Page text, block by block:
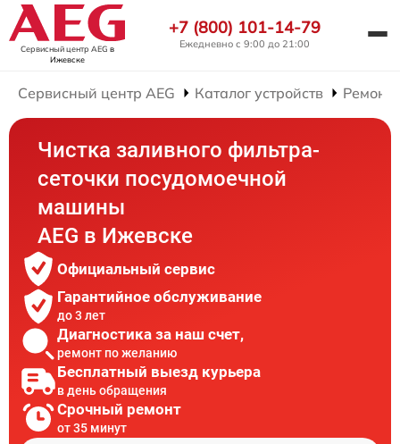
Сервисный центр AEG в
Ижевске
+7 (800) 101-14-79
Ежедневно с 9:00 до 21:00
Сервисный центр AEG Каталог устройств Ремонт
Чистка заливного фильтра-
сеточки посудомоечной
машины
AEG в Ижевске
Официальный сервис
Гарантийное обслуживание
до 3 лет
Диагностика за наш счет,
ремонт по желанию
Бесплатный выезд курьера
в день обращения
Срочный ремонт
от 35 минут